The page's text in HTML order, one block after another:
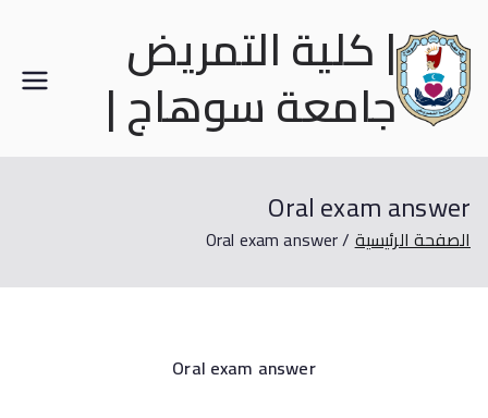
| كلية التمريض
جامعة سوهاج |
Oral exam answer
الصفحة الرئيسية Oral exam answer
Oral exam answer